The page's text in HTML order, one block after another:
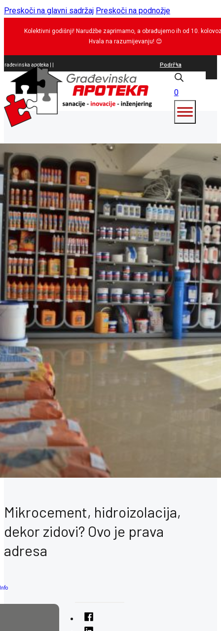
Preskoči na glavni sadržaj Preskoči na podnožje
Kolektivni godišnji! Narudžbe zaprimamo, a obrađujemo ih od 10.
Hvala na razumijevanju! 😊
Građevinska apoteka | Podrška
0
Mikrocement, hidroizolacija,
dekor zidovi? Ovo je prava
adresa
Info